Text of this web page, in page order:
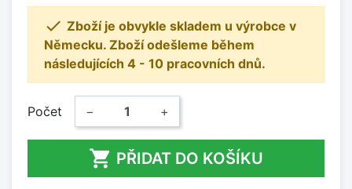
 Zboží je obvykle skladem u výrobce v
Německu. Zboží odešleme během
následujících 4 - 10 pracovních dnů.
Počet − +
 PŘIDAT DO KOŠÍKU